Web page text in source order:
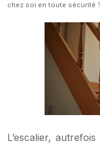
chez soi en toute sécurité ?
L’escalier,